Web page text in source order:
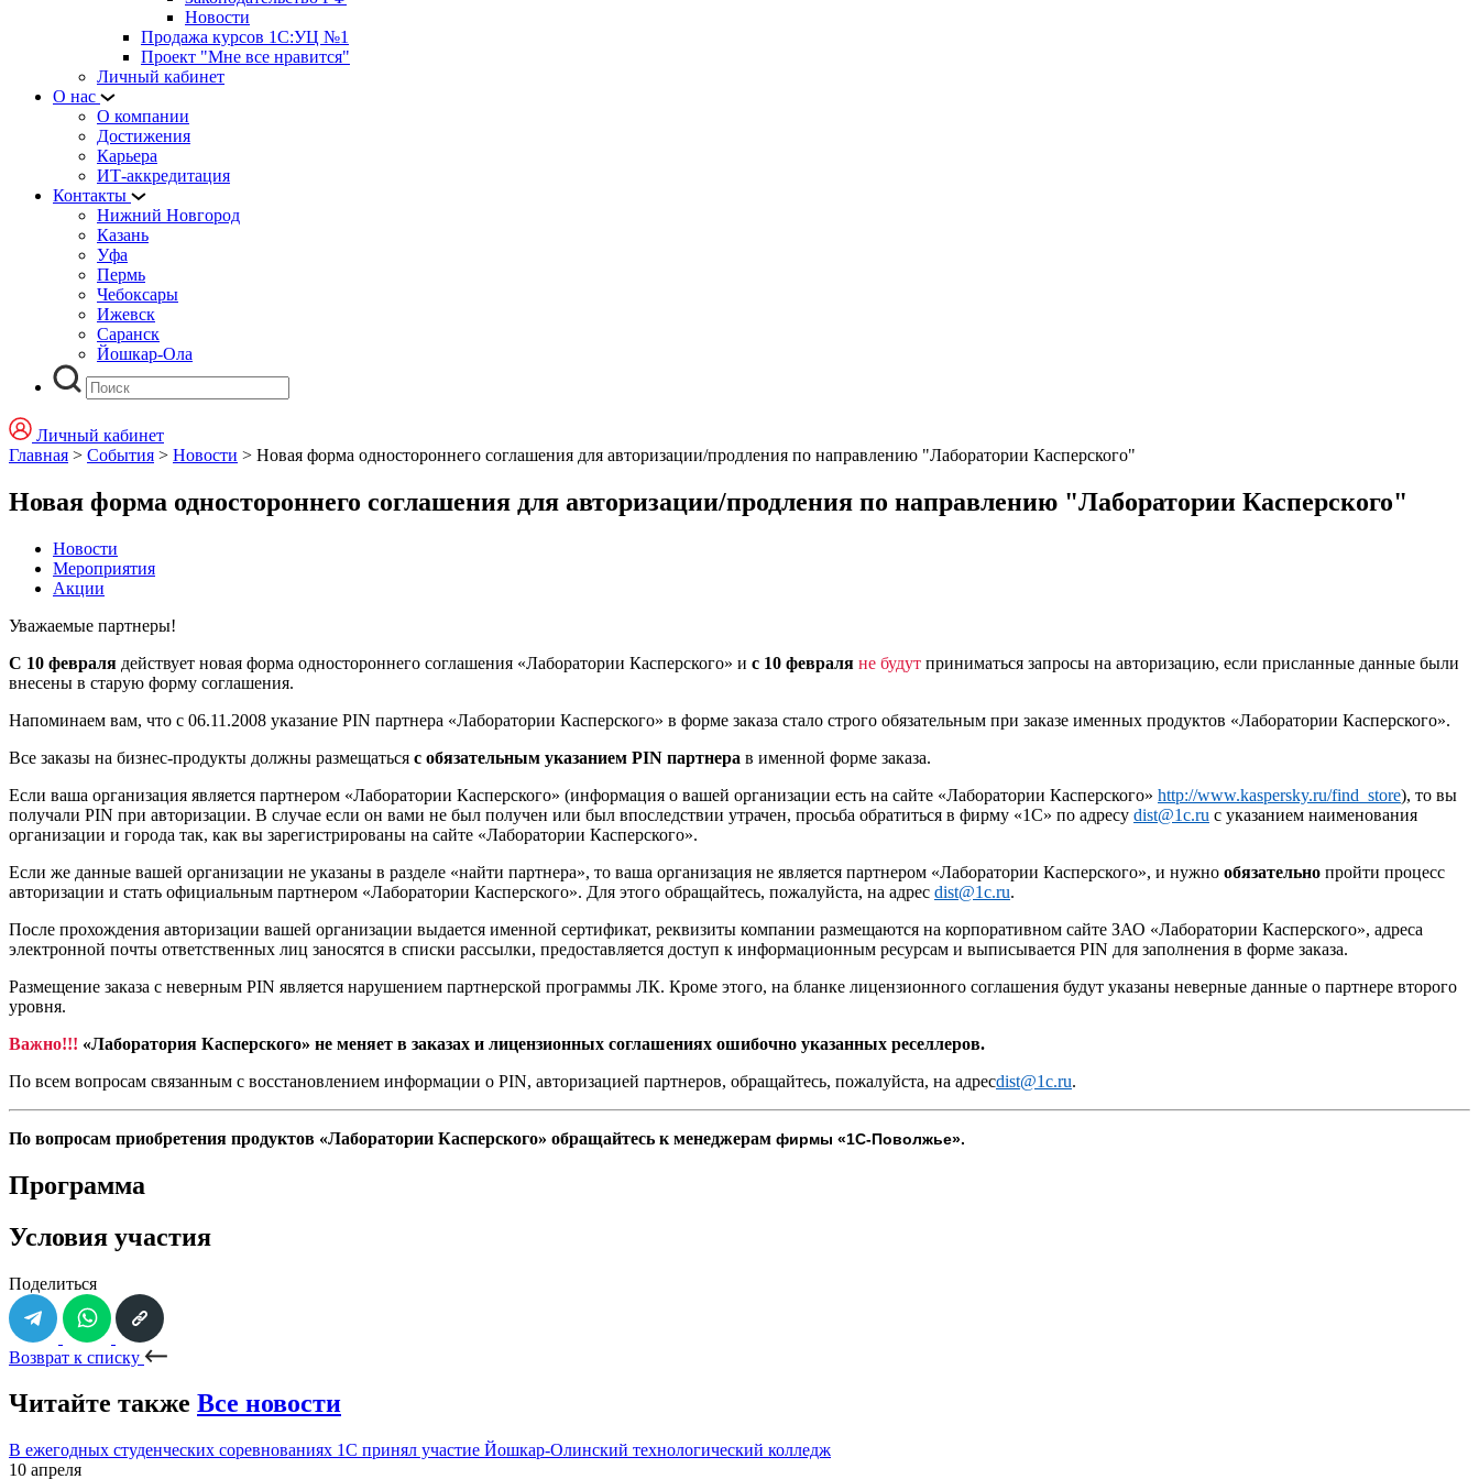
Новости
Продажа курсов 1С:УЦ №1
Проект "Мне все нравится"
Личный кабинет
О нас
О компании
Достижения
Карьера
ИТ-аккредитация
Контакты
Нижний Новгород
Казань
Уфа
Пермь
Чебоксары
Ижевск
Саранск
Йошкар-Ола
Личный кабинет
Главная > События > Новости > Новая форма одностороннего соглашения для авторизации/продления по направлению "Лаборатории Касперского"
Новая форма одностороннего соглашения для авторизации/продления по направлению "Лаборатории Касперского"
Новости
Мероприятия
Акции
Уважаемые партнеры!
С 10 февраля действует новая форма одностороннего соглашения «Лаборатории Касперского» и с 10 февраля не будут приниматься запросы на авторизацию, если присланные данные были
внесены в старую форму соглашения.
Напоминаем вам, что с 06.11.2008 указание PIN партнера «Лаборатории Касперского» в форме заказа стало строго обязательным при заказе именных продуктов «Лаборатории Касперского».
Все заказы на бизнес-продукты должны размещаться с обязательным указанием PIN партнера в именной форме заказа.
Если ваша организация является партнером «Лаборатории Касперского» (информация о вашей организации есть на сайте «Лаборатории Касперского» http://www.kaspersky.ru/find_store), то вы
получали PIN при авторизации. В случае если он вами не был получен или был впоследствии утрачен, просьба обратиться в фирму «1С» по адресу dist@1c.ru c указанием наименования
организации и города так, как вы зарегистрированы на сайте «Лаборатории Касперского».
Если же данные вашей организации не указаны в разделе «найти партнера», то ваша организация не является партнером «Лаборатории Касперского», и нужно обязательно пройти процесс
авторизации и стать официальным партнером «Лаборатории Касперского». Для этого обращайтесь, пожалуйста, на адрес dist@1c.ru.
После прохождения авторизации вашей организации выдается именной сертификат, реквизиты компании размещаются на корпоративном сайте ЗАО «Лаборатории Касперского», адреса
электронной почты ответственных лиц заносятся в списки рассылки, предоставляется доступ к информационным ресурсам и выписывается PIN для заполнения в форме заказа.
Размещение заказа с неверным PIN является нарушением партнерской программы ЛК. Кроме этого, на бланке лицензионного соглашения будут указаны неверные данные о партнере второго
уровня.
Важно!!! «Лаборатория Касперского» не меняет в заказах и лицензионных соглашениях ошибочно указанных реселлеров.
По всем вопросам связанным с восстановлением информации о PIN, авторизацией партнеров, обращайтесь, пожалуйста, на адресdist@1c.ru.
По вопросам приобретения продуктов «Лаборатории Касперского» обращайтесь к менеджерам фирмы «1С-Поволжье».
Программа
Условия участия
Поделиться
Возврат к списку
Читайте также Все новости
В ежегодных студенческих соревнованиях 1С принял участие Йошкар-Олинский технологический колледж
10 апреля